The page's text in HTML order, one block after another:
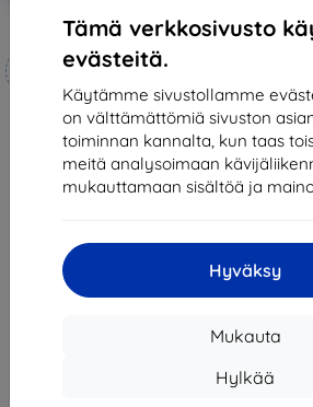
Tämä verkkosivusto
evästeitä.
Käytämme sivustollamme
on välttämättömiä sivuston
toiminnan kannalta, kun taas
meitä analysoimaan
mukauttamaan sisältöä ja
Hyväksy
Mukauta
Hylkää
3mk Hammer protective film
Mittojen mukaan
21,90 €
19,70 €
Varastossa 4 kpl
3MK
yhteensä6.